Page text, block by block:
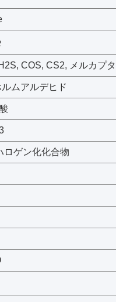
COS, CS2, メルカプ
ムアルデヒド
ロゲン化化合物